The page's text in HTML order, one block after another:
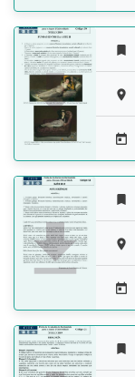








